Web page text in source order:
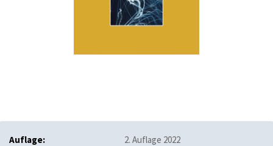
Auflage:
2. Auflage 2022